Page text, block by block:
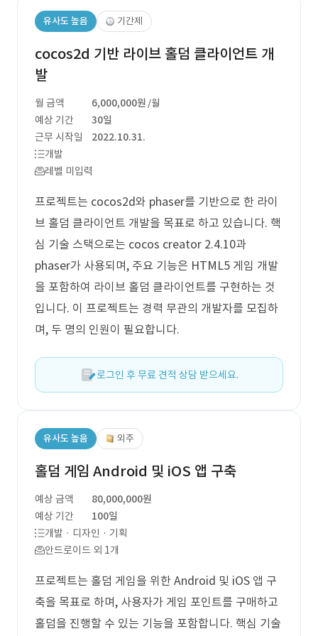
유사도 높음 기간제
cocos2d 기반 라이브 홀덤 클라이언트 개
발
월 금액 6,000,000원 /월
예상 기간
30일
근무 시작일
2022.10.31.
개발
레벨 미입력
프로젝트는 cocos2d와 phaser를 기반으로 한 라이
브 홀덤 클라이언트 개발을 목표로 하고 있습니다. 핵
심 기술 스택으로는 cocos creator 2.4.10과
phaser가 사용되며, 주요 기능은 HTML5 게임 개발
을 포함하여 라이브 홀덤 클라이언트를 구현하는 것
입니다. 이 프로젝트는 경력 무관의 개발자를 모집하
며, 두 명의 인원이 필요합니다.
로그인 후 무료 견적 상담 받으세요.
유사도 높음 외주
홀덤 게임 Android 및 iOS 앱 구축
예상 금액
80,000,000원
예상 기간
100일
개발 · 디자인 · 기획
안드로이드 외 1개
프로젝트는 홀덤 게임을 위한 Android 및 iOS 앱 구
축을 목표로 하며, 사용자가 게임 포인트를 구매하고
홀덤을 진행할 수 있는 기능을 포함합니다. 핵심 기술